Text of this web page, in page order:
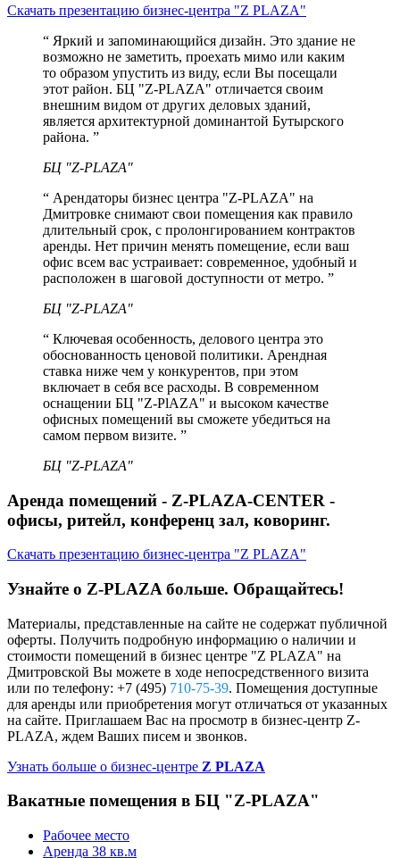
Скачать презентацию бизнес-центра "Z PLAZA"
“ Яркий и запоминающийся дизайн. Это здание не
возможно не заметить, проехать мимо или каким
то образом упустить из виду, если Вы посещали
этот район. БЦ "Z-PLAZA" отличается своим
внешним видом от других деловых зданий,
является архитектурной доминантой Бутырского
района. ”
БЦ "Z-PLAZA"
“ Арендаторы бизнес центра "Z-PLAZA" на
Дмитровке снимают свои помещения как правило
длительный срок, с пролонгированием контрактов
аренды. Нет причин менять помещение, если ваш
офис всем вас устраивает: современное, удобный и
расположен в шаговой доступности от метро. ”
БЦ "Z-PLAZA"
“ Ключевая особенность, делового центра это
обоснованность ценовой политики. Арендная
ставка ниже чем у конкурентов, при этом
включает в себя все расходы. В современном
оснащении БЦ "Z-PlAZA" и высоком качестве
офисных помещений вы сможете убедиться на
самом первом визите. ”
БЦ "Z-PLAZA"
Аренда помещений - Z-PLAZA-CENTER -
офисы, ритейл, конференц зал, коворинг.
Скачать презентацию бизнес-центра "Z PLAZA"
Узнайте о Z-PLAZA больше. Обращайтесь!
Материалы, представленные на сайте не содержат публичной
оферты. Получить подробную информацию о наличии и
стоимости помещений в бизнес центре "Z PLAZA" на
Дмитровской Вы можете в ходе непосредственного визита
или по телефону: +7 (495) 710-75-39. Помещения доступные
для аренды или приобретения могут отличаться от указанных
на сайте. Приглашаем Вас на просмотр в бизнес-центр Z-
PLAZA, ждем Ваших писем и звонков.
Узнать больше о бизнес-центре Z PLAZA
Вакатные помещения в БЦ "Z-PLAZA"
Рабочее место
Аренда 38 кв.м